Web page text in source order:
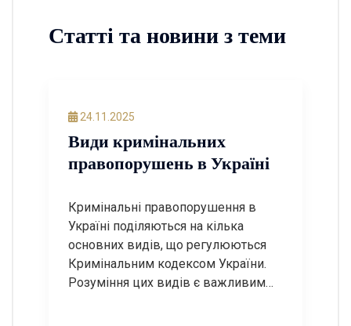
Статті та новини з теми
24.11.2025
Види кримінальних
правопорушень в Україні
Кримінальні правопорушення в
Україні поділяються на кілька
основних видів, що регулюються
Кримінальним кодексом України.
Розуміння цих видів є важливим